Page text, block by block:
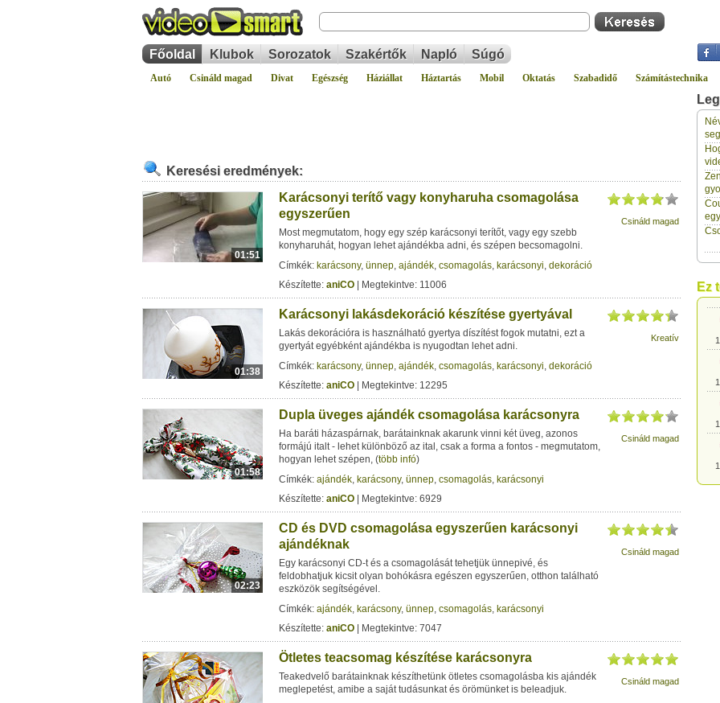
Főoldal Klubok Sorozatok Szakértők Napló Súgó
Autó Csináld magad Divat Egészség Háziállat Háztartás Mobil Oktatás Szabadidő Számítástechnika
Keresési eredmények:
01:51
Karácsonyi terítő vagy konyharuha csomagolása
egyszerűen
Most megmutatom, hogy egy szép karácsonyi terítőt, vagy egy szebb
konyharuhát, hogyan lehet ajándékba adni, és szépen becsomagolni.
Címkék: karácsony, ünnep, ajándék, csomagolás, karácsonyi, dekoráció
Készítette: aniCO | Megtekintve: 11006
Csináld magad
01:38
Karácsonyi lakásdekoráció készítése gyertyával
Lakás dekorációra is használható gyertya díszítést fogok mutatni, ezt a
gyertyát egyébként ajándékba is nyugodtan lehet adni.
Címkék: karácsony, ünnep, ajándék, csomagolás, karácsonyi, dekoráció
Készítette: aniCO | Megtekintve: 12295
Kreatív
01:58
Dupla üveges ajándék csomagolása karácsonyra
Ha baráti házaspárnak, barátainknak akarunk vinni két üveg, azonos
formájú italt - lehet különböző az ital, csak a forma a fontos - megmutatom,
hogyan lehet szépen, (több infó)
Címkék: ajándék, karácsony, ünnep, csomagolás, karácsonyi
Készítette: aniCO | Megtekintve: 6929
Csináld magad
02:23
CD és DVD csomagolása egyszerűen karácsonyi
ajándéknak
Egy karácsonyi CD-t és a csomagolását tehetjük ünnepivé, és
feldobhatjuk kicsit olyan bohókásra egészen egyszerűen, otthon található
eszközök segítségével.
Címkék: ajándék, karácsony, ünnep, csomagolás, karácsonyi
Készítette: aniCO | Megtekintve: 7047
Csináld magad
Ötletes teacsomag készítése karácsonyra
Teakedvelő barátainknak készíthetünk ötletes csomagolásba kis ajándék
meglepetést, amibe a saját tudásunkat és örömünket is beleadjuk.
Csináld magad
Ez